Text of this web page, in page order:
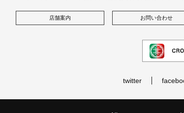
店舗案内 お問い合わせ
twitter